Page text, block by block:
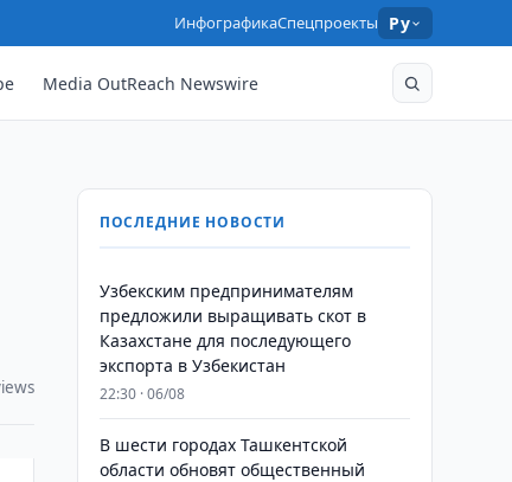
ИнфографикаСпецпроекты Ру
Media OutReach Newswire
ПОСЛЕДНИЕ НОВОСТИ
Узбекским предпринимателям
предложили выращивать скот в
Казахстане для последующего
экспорта в Узбекистан
22:30 · 06/08
В шести городах Ташкентской
области обновят общественный